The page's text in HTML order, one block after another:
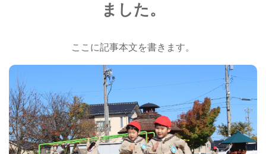
ました。
ここに記事本文を書きます。